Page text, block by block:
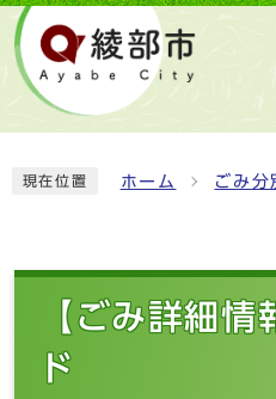
現在位置 ホーム ごみ分
【ごみ詳細
ド